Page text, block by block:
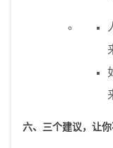
六、三个建议，让